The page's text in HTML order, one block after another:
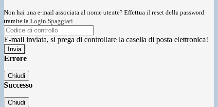
Non hai una e-mail associata al nome utente? Effettua il reset della password
tramite la Login Spaggiari
E-mail inviata, si prega di controllare la casella di posta elettronica!
Errore
Chiudi
Successo
Chiudi